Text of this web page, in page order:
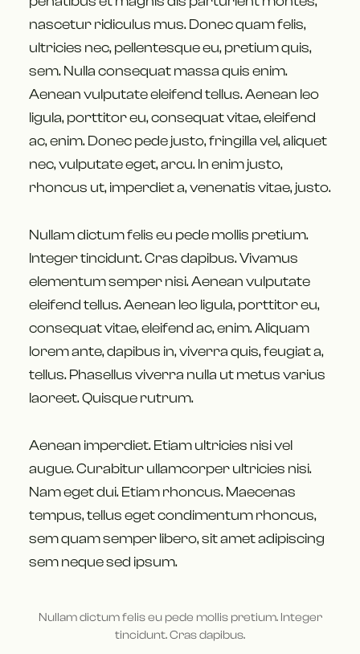
nascetur ridiculus mus. Donec quam felis,
ultricies nec, pellentesque eu, pretium quis,
sem. Nulla consequat massa quis enim.
Aenean vulputate eleifend tellus. Aenean leo
ligula, porttitor eu, consequat vitae, eleifend
ac, enim. Donec pede justo, fringilla vel, aliquet
nec, vulputate eget, arcu. In enim justo,
rhoncus ut, imperdiet a, venenatis vitae, justo.
Nullam dictum felis eu pede mollis pretium.
Integer tincidunt. Cras dapibus. Vivamus
elementum semper nisi. Aenean vulputate
eleifend tellus. Aenean leo ligula, porttitor eu,
consequat vitae, eleifend ac, enim. Aliquam
lorem ante, dapibus in, viverra quis, feugiat a,
tellus. Phasellus viverra nulla ut metus varius
laoreet. Quisque rutrum.
Aenean imperdiet. Etiam ultricies nisi vel
augue. Curabitur ullamcorper ultricies nisi.
Nam eget dui. Etiam rhoncus. Maecenas
tempus, tellus eget condimentum rhoncus,
sem quam semper libero, sit amet adipiscing
sem neque sed ipsum.
Nullam dictum felis eu pede mollis pretium. Integer
tincidunt. Cras dapibus.